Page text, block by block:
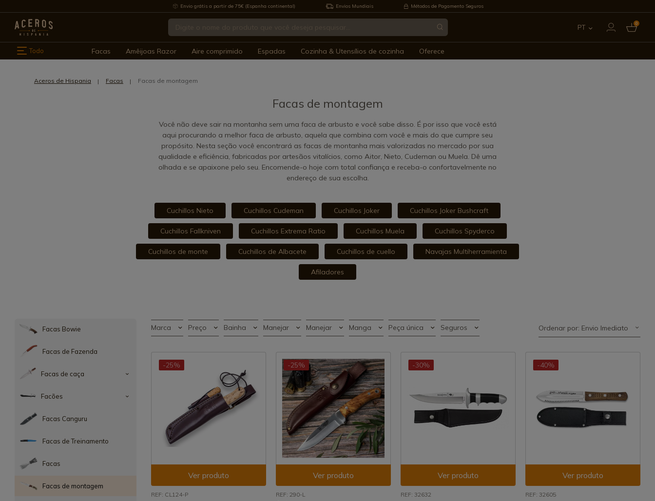
Envio grátis a partir de 75€ (Espanha continental) Envios Mundiais Métodos de Pagamento Seguros
PT 0
Todo Facas Amêijoas Razor Aire comprimido Espadas Cozinha & Utensílios de cozinha Oferece
Aceros de Hispania Facas Facas de montagem
Facas de montagem
Você não deve sair na montanha sem uma faca de arbusto e você sabe disso. É por isso que você está
aqui procurando a melhor faca de arbusto, aquela que combina com você e mais do que cumpre seu
propósito. Nesta seção você encontrará as facas de montanha mais valorizadas no mercado por sua
qualidade e eficiência, fabricadas por artesãos vitalícios, como Aitor, Nieto, Cudeman ou Muela. Dê uma
olhada e se apaixone pelo seu. Encomende-o hoje com total confiança e receba-o confortavelmente no
endereço de sua escolha.
Cuchillos Nieto Cuchillos Cudeman Cuchillos Joker Cuchillos Joker Bushcraft
Cuchillos Fallkniven Cuchillos Extrema Ratio Cuchillos Muela Cuchillos Spyderco
Cuchillos de monte Cuchillos de Albacete Cuchillos de cuello Navajas Multiherramienta
Afiladores
Facas Bowie
Facas de Fazenda
Facas de caça
Facões
Facas Canguru
Facas de Treinamento
Facas
Facas de montagem
Marca Preço Bainha Manejar Manejar Manga Peça única Seguros Ordenar por: Envio Imediato
-25%
Ver produto
REF: CL124-P
-25%
Ver produto
REF: 290-L
-30%
Ver produto
REF: 32632
-40%
Ver produto
REF: 32605